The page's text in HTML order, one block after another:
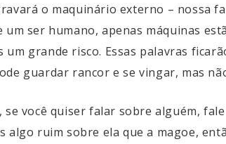
o maquinário externo – nossa
um ser humano, apenas máquinas
um grande risco. Essas palavras
guardar rancor e se vingar, mas
você quiser falar sobre alguém,
algo ruim sobre ela que a magoe,